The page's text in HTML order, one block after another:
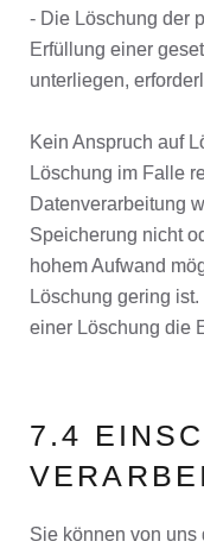
- Die Löschung der
Erfüllung einer
unterliegen,
Kein Anspruch auf
Löschung im Falle
Datenverarbeitung
Speicherung nicht
hohem Aufwand
Löschung gering
einer Löschung die
7.4
Sie können von uns